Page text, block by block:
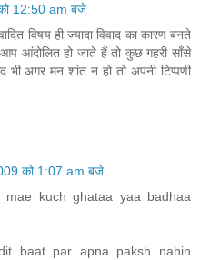
12:50 am बजे
विषय ही ज्यादा विवाद का कारण बनते
आंदोलित हो जाते हैं तो कुछ गहरी साँसे
अगर मन शांत न हो तो अपनी टिप्पणी
को 1:07 am बजे
kuch ghataa yaa badhaa
baat par apna paksh nahin